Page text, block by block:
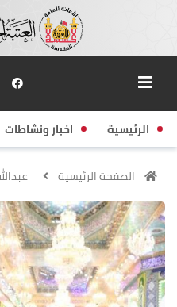
الرئيسية اخبار ونشاطات
الصفحة الرئيسية